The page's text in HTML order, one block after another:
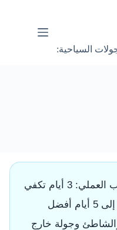
السياحية:
الجواب العملي: 3 أيام تكفي
لزيارة أهم معالم برشلونة، و4 إلى 5 أيام أفضل
وجولة خارج